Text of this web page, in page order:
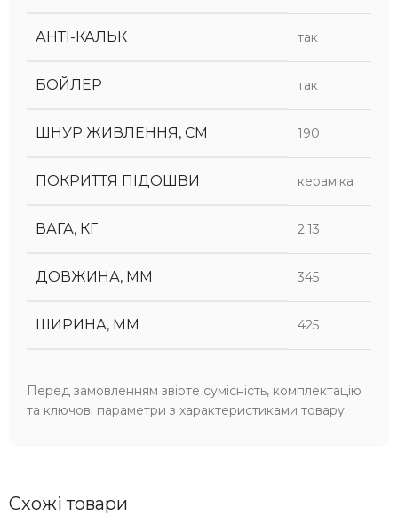
АНТІ-КАЛЬК так
БОЙЛЕР так
ШНУР ЖИВЛЕННЯ, СМ 190
ПОКРИТТЯ ПІДОШВИ кераміка
ВАГА, КГ 2.13
ДОВЖИНА, ММ 345
ШИРИНА, ММ 425
Перед замовленням звірте сумісність, комплектацію
та ключові параметри з характеристиками товару.
Схожі товари